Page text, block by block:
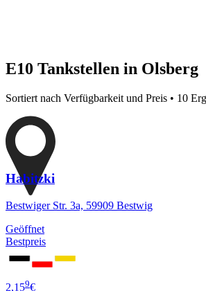
E10 Tankstellen in Olsberg
Sortiert nach Verfügbarkeit und Preis • 10
Habitzki
Bestwiger Str. 3a, 59909 Bestwig
Geöffnet
Bestpreis
2,159€